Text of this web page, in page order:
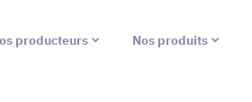
producteurs Nos produits